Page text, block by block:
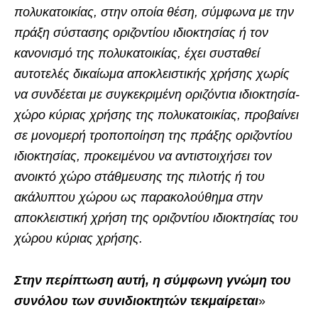
πολυκατοικίας, στην οποία θέση, σύμφωνα με την
πράξη σύστασης οριζοντίου ιδιοκτησίας ή τον
κανονισμό της πολυκατοικίας, έχει συσταθεί
αυτοτελές δικαίωμα αποκλειστικής χρήσης χωρίς
να συνδέεται με συγκεκριμένη οριζόντια ιδιοκτησία-
χώρο κύριας χρήσης της πολυκατοικίας, προβαίνει
σε μονομερή τροποποίηση της πράξης οριζοντίου
ιδιοκτησίας, προκειμένου να αντιστοιχήσει τον
ανοικτό χώρο στάθμευσης της πιλοτής ή του
ακάλυπτου χώρου ως παρακολούθημα στην
αποκλειστική χρήση της οριζοντίου ιδιοκτησίας του
χώρου κύριας χρήσης.
Στην περίπτωση αυτή, η σύμφωνη γνώμη του
συνόλου των συνιδιοκτητών τεκμαίρεται»